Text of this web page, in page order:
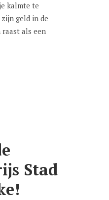
kalmte te
geld in de
raast als een
Stad